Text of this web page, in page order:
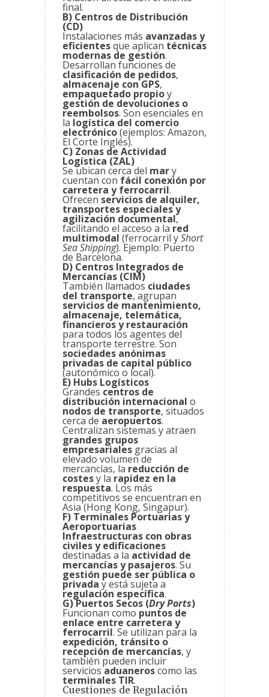
final.
B) Centros de Distribución
(CD)
Instalaciones más avanzadas y
eficientesque aplican técnicas
modernas de gestión.
Desarrollan funciones de
clasificación de pedidos,
almacenaje con GPS,
empaquetado propioy
gestión de devoluciones o
reembolsos. Son esenciales en
la logística del comercio
electrónico(ejemplos: Amazon,
El Corte Inglés).
C) Zonas de Actividad
Logística (ZAL)
Se ubican cerca del mary
cuentan con fácil conexión por
carretera y ferrocarril.
Ofrecen servicios de alquiler,
transportes especiales y
agilización documental,
facilitando el acceso a la red
multimodal (ferrocarril yShort
Sea Shipping). Ejemplo: Puerto
de Barcelona.
D) Centros Integrados de
Mercancías (CIM)
También llamados ciudades
del transporte, agrupan
servicios de mantenimiento,
almacenaje, telemática,
financieros y restauración
para todos los agentes del
transporte terrestre. Son
sociedades anónimas
privadas de capital público
(autonómico o local).
E) Hubs Logísticos
Grandes centros de
distribución internacional o
nodos de transporte, situados
cerca de aeropuertos.
Centralizan sistemas y atraen
grandes grupos
empresariales gracias al
elevado volumen de
mercancías, la reducción de
costesy la rapidez en la
respuesta. Los más
competitivos se encuentran en
Asia (Hong Kong, Singapur).
F) Terminales Portuarias y
Aeroportuarias
Infraestructuras con obras
civiles y edificaciones
destinadas a la actividad de
mercancías y pasajeros. Su
gestión puede ser pública o
privada y está sujeta a
regulación específica.
G) Puertos Secos (Dry Ports)
Funcionan como puntos de
enlace entre carretera y
ferrocarril. Se utilizan para la
expedición, tránsito o
recepción de mercancías, y
también pueden incluir
serviciosaduaneroscomo las
terminales TIR.
Cuestiones de Regulación